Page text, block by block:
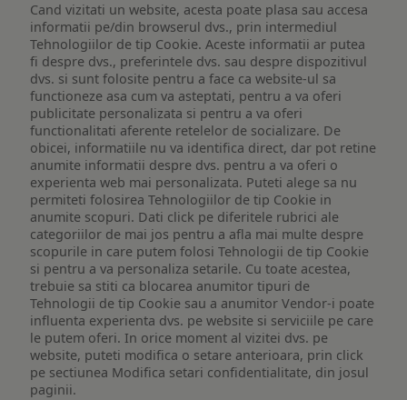
Cand vizitati un website, acesta poate plasa sau accesa
informatii pe/din browserul dvs., prin intermediul
Tehnologiilor de tip Cookie. Aceste informatii ar putea
fi despre dvs., preferintele dvs. sau despre dispozitivul
dvs. si sunt folosite pentru a face ca website-ul sa
functioneze asa cum va asteptati, pentru a va oferi
publicitate personalizata si pentru a va oferi
functionalitati aferente retelelor de socializare. De
obicei, informatiile nu va identifica direct, dar pot retine
anumite informatii despre dvs. pentru a va oferi o
experienta web mai personalizata. Puteti alege sa nu
permiteti folosirea Tehnologiilor de tip Cookie in
anumite scopuri. Dati click pe diferitele rubrici ale
categoriilor de mai jos pentru a afla mai multe despre
scopurile in care putem folosi Tehnologii de tip Cookie
si pentru a va personaliza setarile. Cu toate acestea,
trebuie sa stiti ca blocarea anumitor tipuri de
Tehnologii de tip Cookie sau a anumitor Vendor-i poate
influenta experienta dvs. pe website si serviciile pe care
le putem oferi. In orice moment al vizitei dvs. pe
website, puteti modifica o setare anterioara, prin click
pe sectiunea Modifica setari confidentialitate, din josul
paginii.